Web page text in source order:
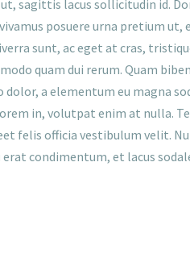
sagittis lacus sollicitudin id.
posuere urna pretium
sunt, ac eget at cras,
quam dui rerum. Quam
a elementum eu magna
in, volutpat enim at nulla.
felis officia vestibulum velit.
condimentum, et lacus